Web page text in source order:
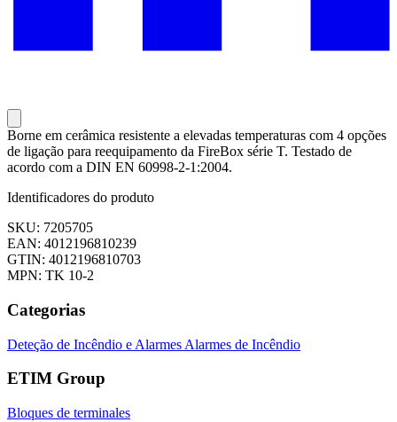
Borne em cerâmica resistente a elevadas temperaturas com 4 opções
de ligação para reequipamento da FireBox série T. Testado de
acordo com a DIN EN 60998-2-1:2004.
Identificadores do produto
SKU: 7205705
EAN: 4012196810239
GTIN: 4012196810703
MPN: TK 10-2
Categorias
Deteção de Incêndio e Alarmes Alarmes de Incêndio
ETIM Group
Bloques de terminales